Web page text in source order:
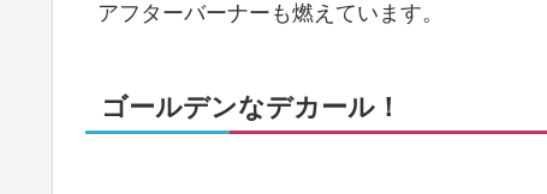
アフターバーナーも燃えています。
ゴールデンなデカール！